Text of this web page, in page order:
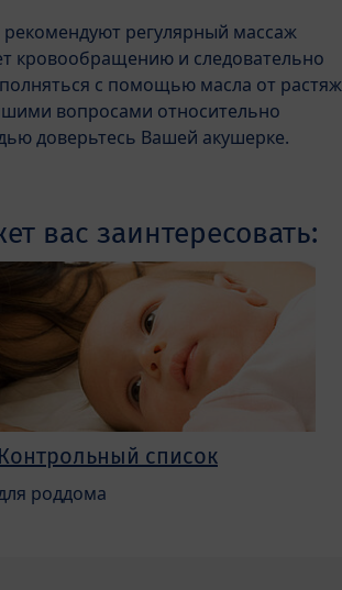
регулярный массаж
кровообращению и следовательно
с помощью масла от
вопросами относительно
доверьтесь Вашей акушерке.
вас заинтересовать:
Контрольный список
роддома